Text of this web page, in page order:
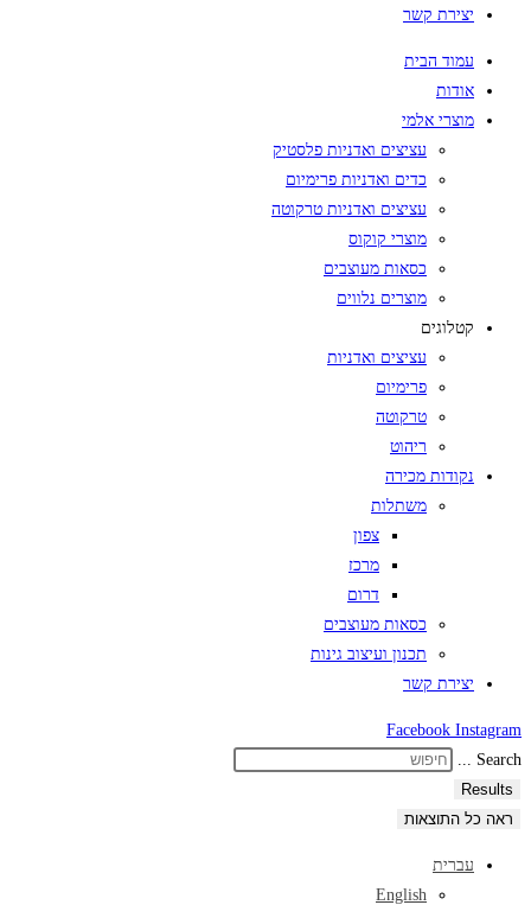
יצירת קשר
עמוד הבית
אודות
מוצרי אלמי
עציצים ואדניות פלסטיק
כדים ואדניות פרימיום
עציצים ואדניות טרקוטה
מוצרי קוקוס
כסאות מעוצבים
מוצרים נלווים
קטלוגים
עציצים ואדניות
פרימיום
טרקוטה
ריהוט
נקודות מכירה
משתלות
צפון
מרכז
דרום
כסאות מעוצבים
תכנון ועיצוב גינות
יצירת קשר
Facebook Instagram
Search ...
Results
ראה כל התוצאות
עברית
English